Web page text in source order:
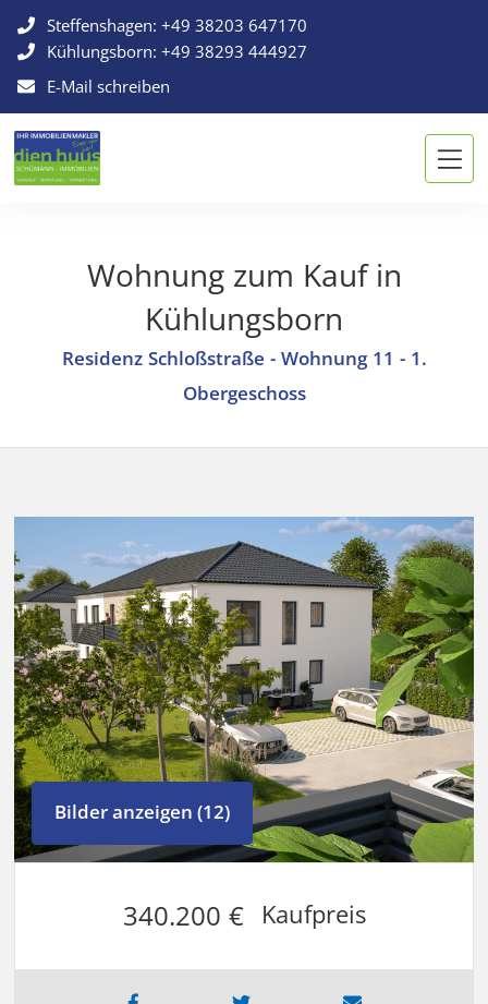
Steffenshagen:+49 38203 647170
Kühlungsborn:+49 38293 444927
E-Mail schreiben
Wohnung zum Kauf in
Kühlungsborn
Residenz Schloßstraße - Wohnung 11 - 1.
Obergeschoss
Bilder anzeigen (12)
340.200 € Kaufpreis